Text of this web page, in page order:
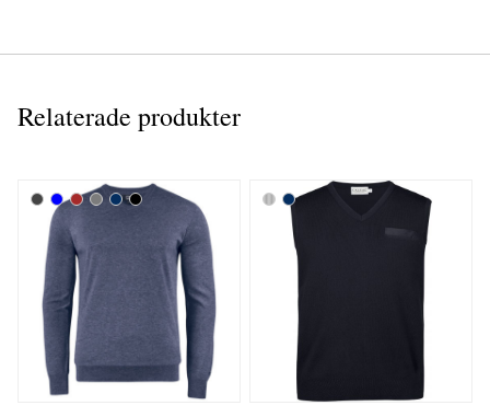
Relaterade produkter